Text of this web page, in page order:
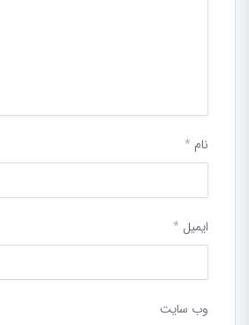
نام *
ایمیل *
وب‌ سایت